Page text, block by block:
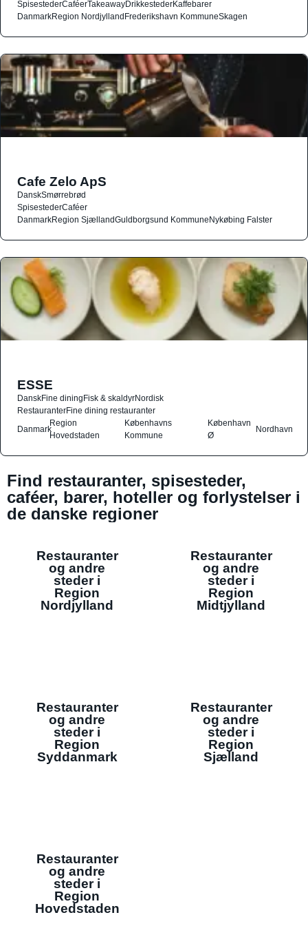
SpisestederCaféerTakeawayDrikkestederKaffebarer
DanmarkRegion NordjyllandFrederikshavn KommuneSkagen
Cafe Zelo ApS
DanskSmørrebrød
SpisestederCaféer
DanmarkRegion SjællandGuldborgsund KommuneNykøbing Falster
ESSE
DanskFine diningFisk & skaldyrNordisk
RestauranterFine dining restauranter
Danmark
Region
Hovedstaden
Københavns
Kommune
København
Ø
Nordhavn
Find restauranter, spisesteder,
caféer, barer, hoteller og forlystelser i
de danske regioner
Restauranter
og andre
steder i
Region
Nordjylland
Restauranter
og andre
steder i
Region
Midtjylland
Restauranter
og andre
steder i
Region
Syddanmark
Restauranter
og andre
steder i
Region
Sjælland
Restauranter
og andre
steder i
Region
Hovedstaden